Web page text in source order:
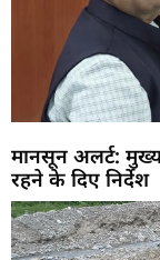
मानसून अलर्ट:
रहने के दिए निर्देश